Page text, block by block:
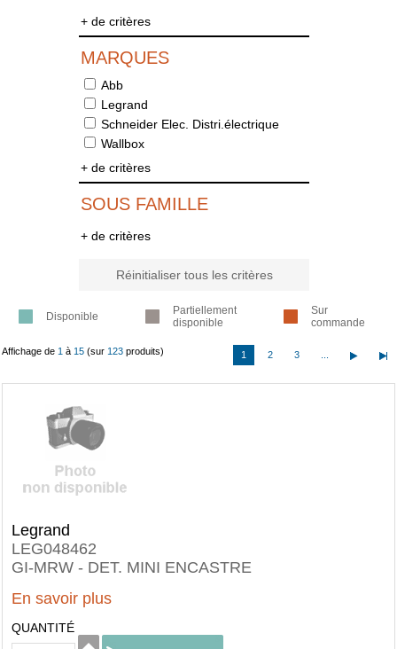
+ de critères
MARQUES
Abb
Legrand
Schneider Elec. Distri.électrique
Wallbox
+ de critères
SOUS FAMILLE
+ de critères
Réinitialiser tous les critères
Disponible
Partiellement
disponible
Sur
commande
Affichage de 1 à 15 (sur 123 produits) 1 2 3
Legrand
LEG048462
GI-MRW - DET. MINI ENCASTRE
En savoir plus
QUANTITÉ